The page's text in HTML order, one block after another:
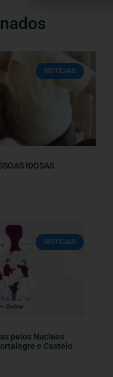
NOTÍCIAS
IDOSAS
NOTÍCIAS
pelos Nucleos
e Castelo